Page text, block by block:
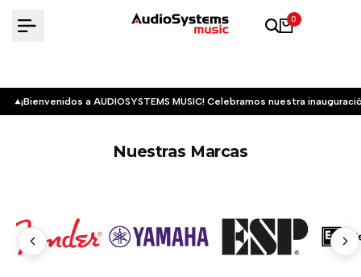
0
¡Bienvenidos a AUDIOSYSTEMS MUSIC! Celebramos nuestra
Nuestras Marcas